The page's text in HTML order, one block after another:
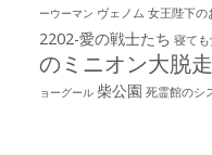
ーウーマン ヴェノム 女王陛下の
2202-愛の戦士たち 寝て
のミニオン大脱走
ョーグール 柴公園 死霊館のシ